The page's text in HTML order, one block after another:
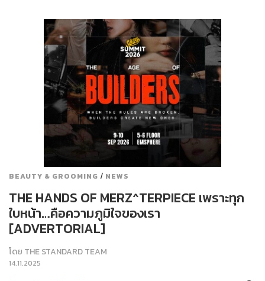
BEAUTY & GROOMING / NEWS
THE HANDS OF MERZ^TERPIECE เพราะทุก
ใบหน้า…คือความภูมิใจของเรา
[ADVERTORIAL]
โดย THE STANDARD TEAM
14.11.2025